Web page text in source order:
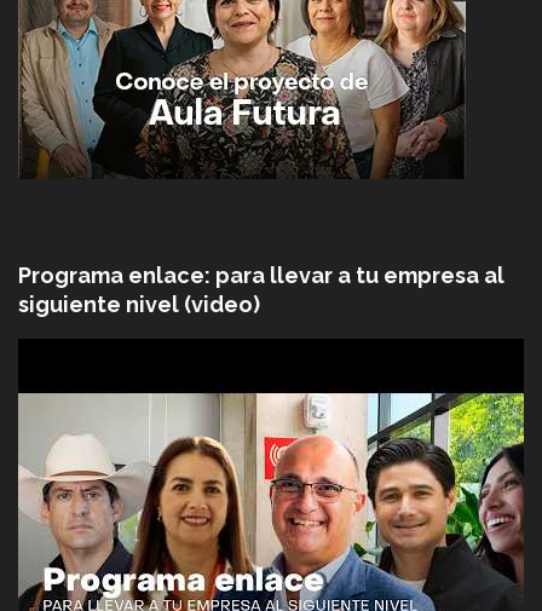
Programa enlace: para llevar a tu empresa al
siguiente nivel (video)